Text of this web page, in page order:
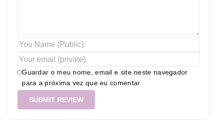
Guardar o meu nome, email e site neste navegador
para a próxima vez que eu comentar.